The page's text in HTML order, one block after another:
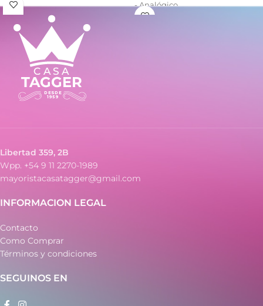
- Caja de metal
- Malla de metal
- Analógico
- Resistencia al agua: WR
Libertad 359, 2B
Wpp. +54 9 11 2270-1989
mayoristacasatagger@gmail.com
INFORMACION LEGAL
Contacto
Como Comprar
Términos y condiciones
SEGUINOS EN